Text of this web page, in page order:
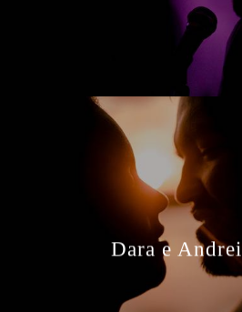
Dara e Andrei